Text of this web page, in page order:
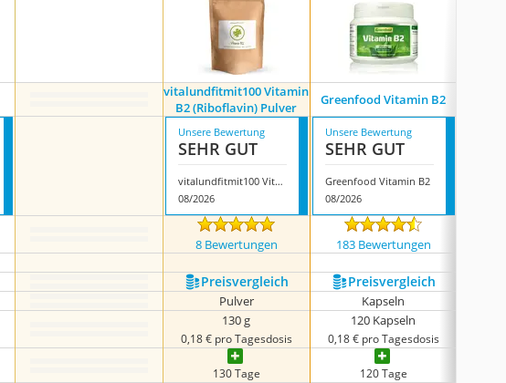
vitalundfitmit100 Vitamin
B2 (Riboflavin) Pulver
Greenfood Vitamin B2
Unsere Bewertung
SEHR GUT
vitalundfitmit100 Vitamin B2 (Riboflavin) Pulver
08/2026
Unsere Bewertung
SEHR GUT
Greenfood Vitamin B2
08/2026
8 Bewertungen 183 Bewertungen
Preis­vergleich Preis­vergleich
Pulver Kapseln
130 g
0,18 € pro Tagesdosis
120 Kapseln
0,18 € pro Tagesdosis
130 Tage 120 Tage